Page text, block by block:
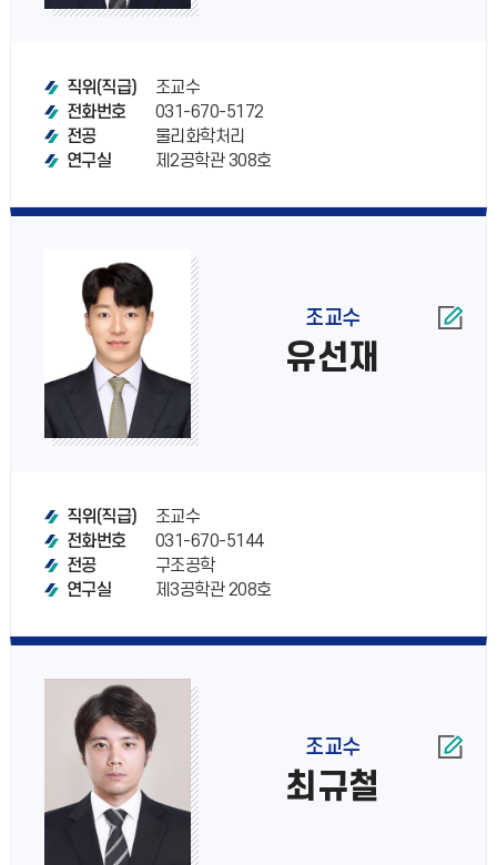
직위(직급)
조교수
전화번호
031-670-5172
전공
물리화학처리
연구실
제2공학관 308호
조교수
유선재
직위(직급)
조교수
전화번호
031-670-5144
전공
구조공학
연구실
제3공학관 208호
조교수
최규철